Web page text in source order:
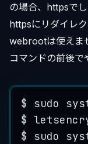
の場合、httpsで
httpsにリダイレク
webrootは使えま
コマンドの前後で
$ sudo
$
$
sudo